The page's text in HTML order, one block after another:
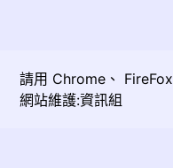
請用 Chrome 、 FireFox
網站維護:資訊組